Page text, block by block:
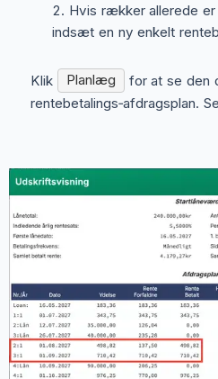
Hvis rækker allerede
indsæt en ny enkelt
Klik Planlæg
for at se den
rentebetalings‑afdragsplan.